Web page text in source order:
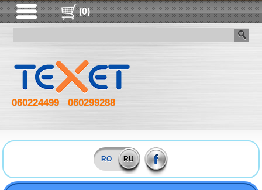
(0)
060224499 060299288
RO RU